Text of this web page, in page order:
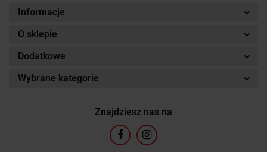
Informacje
O sklepie
Dodatkowe
Wybrane kategorie
Znajdziesz nas na